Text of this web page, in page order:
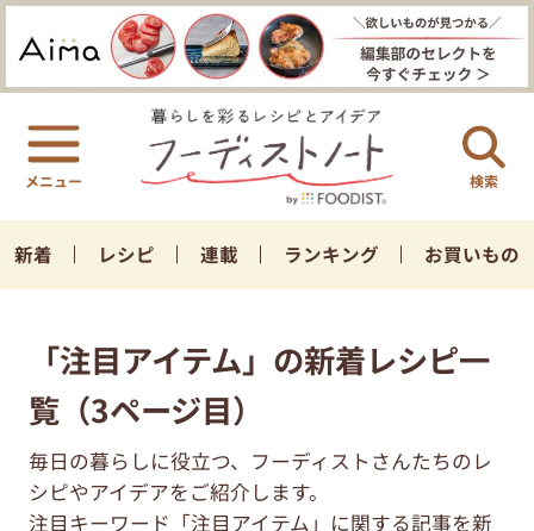
検索
新着 レシピ 連載 ランキング お買いもの
「注目アイテム」の新着レシピ一
覧（3ページ目）
毎日の暮らしに役立つ、フーディストさんたちのレ
シピやアイデアをご紹介します。
注目キーワード「注目アイテム」に関する記事を新